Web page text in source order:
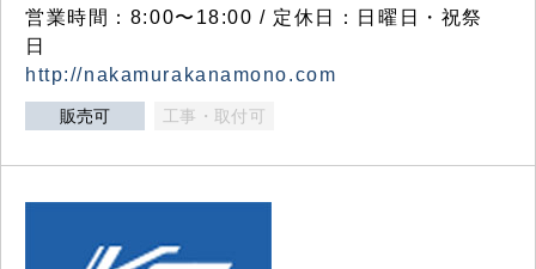
営業時間：8:00〜18:00 / 定休日：日曜日・祝祭
日
http://nakamurakanamono.com
販売可 工事・取付可